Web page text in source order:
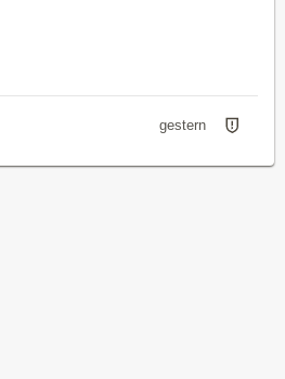
gestern